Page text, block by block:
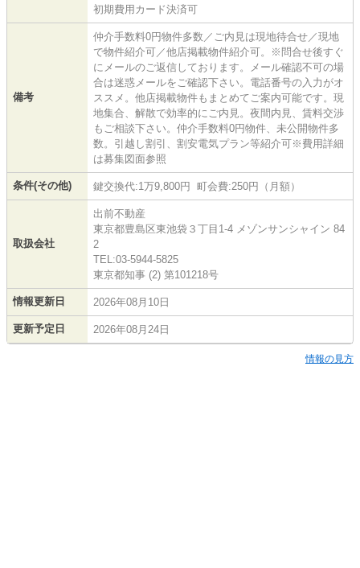
初期費用カード決済可
備考
仲介手数料0円物件多数／ご内見は現地待合せ／現地
で物件紹介可／他店掲載物件紹介可。※問合せ後すぐ
にメールのご返信しております。メール確認不可の場
合は迷惑メールをご確認下さい。電話番号の入力がオ
ススメ。他店掲載物件もまとめてご案内可能です。現
地集合、解散で効率的にご内見。夜間内見、賃料交渉
もご相談下さい。仲介手数料0円物件、未公開物件多
数。引越し割引、割安電気プラン等紹介可※費用詳細
は募集図面参照
条件(その他) 鍵交換代:1万9,800円 町会費:250円（月額）
取扱会社
出前不動産
東京都豊島区東池袋３丁目1-4 メゾンサンシャイン 84
2
TEL:03-5944-5825
東京都知事 (2) 第101218号
情報更新日 2026年08月10日
更新予定日 2026年08月24日
情報の見方